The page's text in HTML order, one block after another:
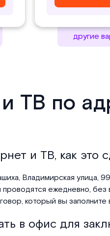
другие
ТВ по
и ТВ, как это
Владимирская улица,
ежедневно,
который вы заполните
в офис для